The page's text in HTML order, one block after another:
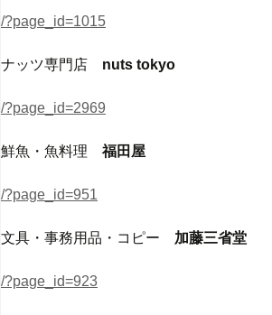
/?page_id=1015
ナッツ専門店 nuts tokyo
/?page_id=2969
鮮魚・魚料理 福田屋
/?page_id=951
文具・事務用品・コピー 加藤三省堂
/?page_id=923